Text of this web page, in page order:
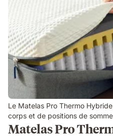
Le Matelas Pro Thermo
corps et de positions de
Matelas Pro